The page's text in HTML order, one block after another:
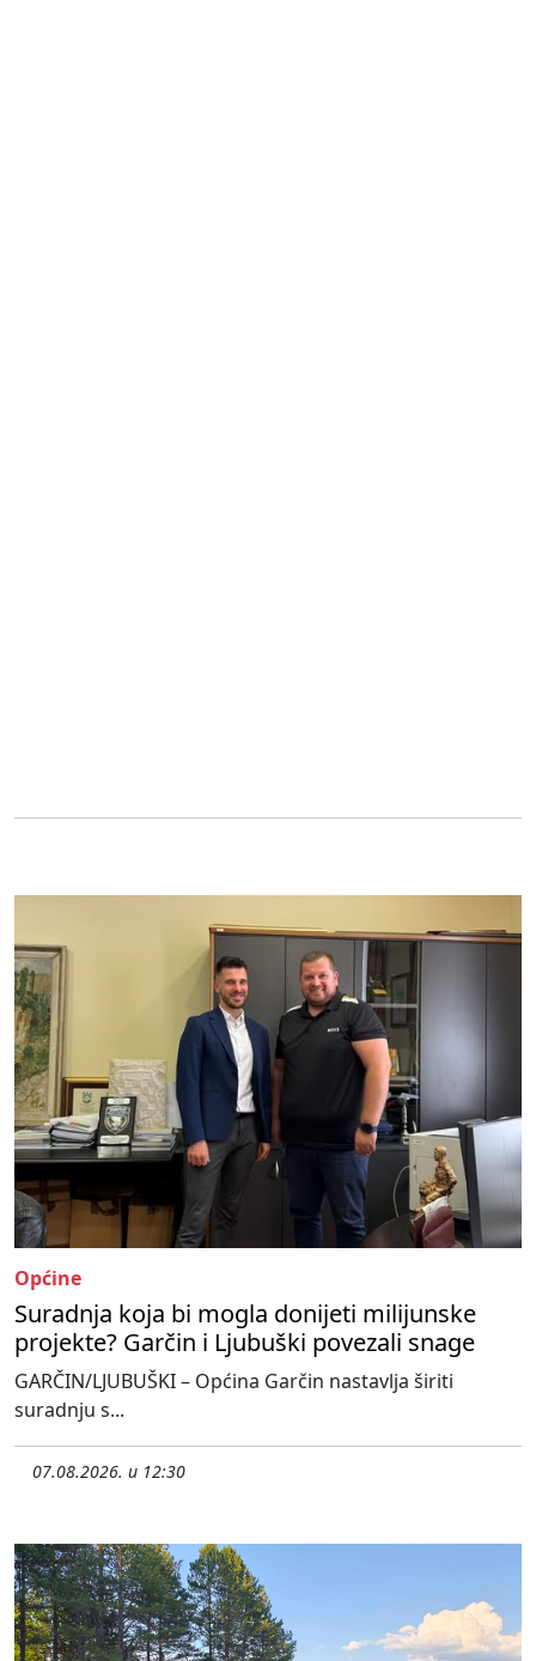
Općine
Suradnja koja bi mogla donijeti milijunske
projekte? Garčin i Ljubuški povezali snage
GARČIN/LJUBUŠKI – Općina Garčin nastavlja širiti
suradnju s...
07.08.2026. u 12:30